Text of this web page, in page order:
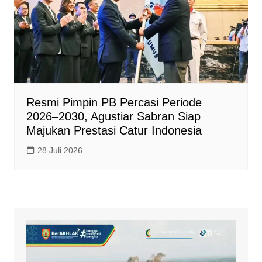
Resmi Pimpin PB Percasi Periode
2026–2030, Agustiar Sabran Siap
Majukan Prestasi Catur Indonesia
28 Juli 2026